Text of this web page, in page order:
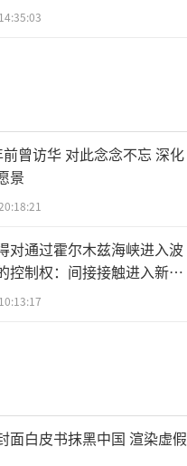
曾访华 对此念念不忘 深化
景
对通过霍尔木兹海峡进入波
控制权：间接接触进入新阶
面白皮书抹黑中国 渲染虚假